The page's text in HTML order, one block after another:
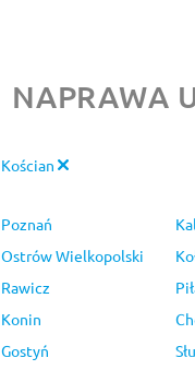
NAPRAWA
Kościan
Poznań
Ostrów Wielkopolski
Rawicz
Konin
Gostyń